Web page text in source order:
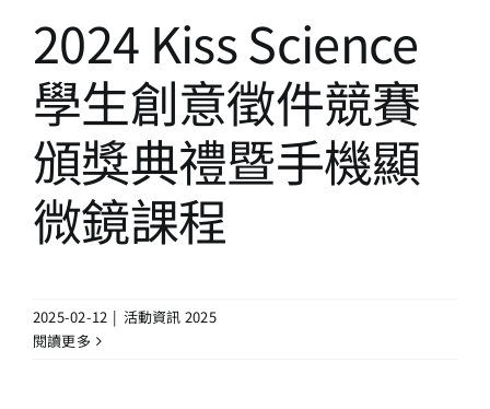
13+新創課程
13+實證場域
園區資源
2024 Kiss Science
學生創意徵件競賽
頒獎典禮暨手機顯
微鏡課程
2025-02-12 | 活動資訊 2025
閱讀更多